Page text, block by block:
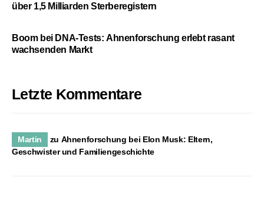
über 1,5 Milliarden Sterberegistern
Boom bei DNA-Tests: Ahnenforschung erlebt rasant
wachsenden Markt
Letzte Kommentare
Martin zu Ahnenforschung bei Elon Musk: Eltern,
Geschwister und Familiengeschichte